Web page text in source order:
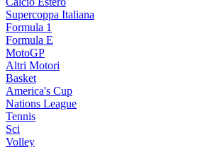
Supercoppa Italiana
Formula 1
Formula E
MotoGP
Altri Motori
Basket
America's Cup
Nations League
Tennis
Sci
Volley